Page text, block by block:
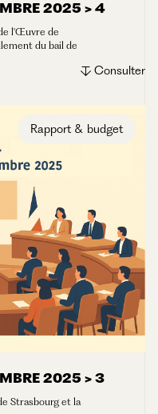
2025 > 4
l'Œuvre de
du bail de
Consulter
Rapport & budget
2025 > 3
Strasbourg et la